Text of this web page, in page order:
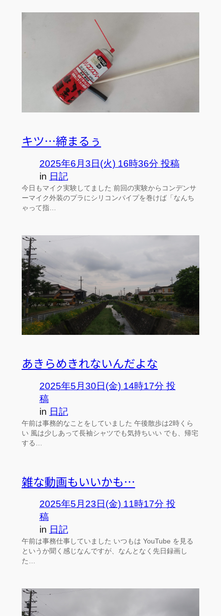
キツ…締まるぅ
2025年6月3日(火) 16時36分 投稿
in 日記
今日もマイク実験してました 前回の実験からコンデンサ
ーマイク外装のプラにシリコンパイプを巻けば「なんち
ゃって指…
あきらめきれないんだよな
2025年5月30日(金) 14時17分 投
稿
in 日記
午前は事務的なことをしていました 午後散歩は2時くら
い 風は少しあって長袖シャツでも気持ちいい でも、帰宅
する…
雑な動画もいいかも…
2025年5月23日(金) 11時17分 投
稿
in 日記
午前は事務仕事していました いつもは YouTube を見る
というか聞く感じなんですが、なんとなく先日録画し
た…